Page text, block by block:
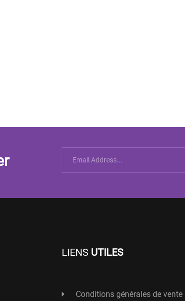
LIENS UTILES
Conditions générales de vente